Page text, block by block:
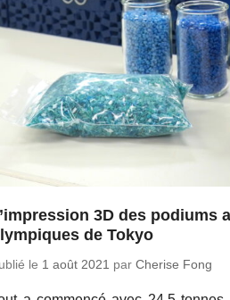
3D des podiums
de Tokyo
le 1 août 2021 parCherise Fong